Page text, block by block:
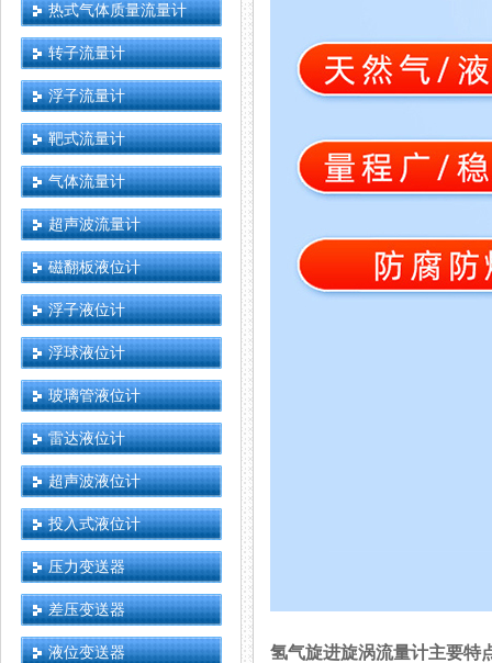
热式气体质量流量计
转子流量计
浮子流量计
靶式流量计
气体流量计
超声波流量计
磁翻板液位计
浮子液位计
浮球液位计
玻璃管液位计
雷达液位计
超声波液位计
投入式液位计
压力变送器
差压变送器
液位变送器 氢气旋进旋涡流量计主要特